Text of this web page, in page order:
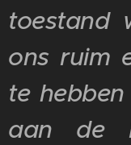
toestand
ons ruim
te
aan de